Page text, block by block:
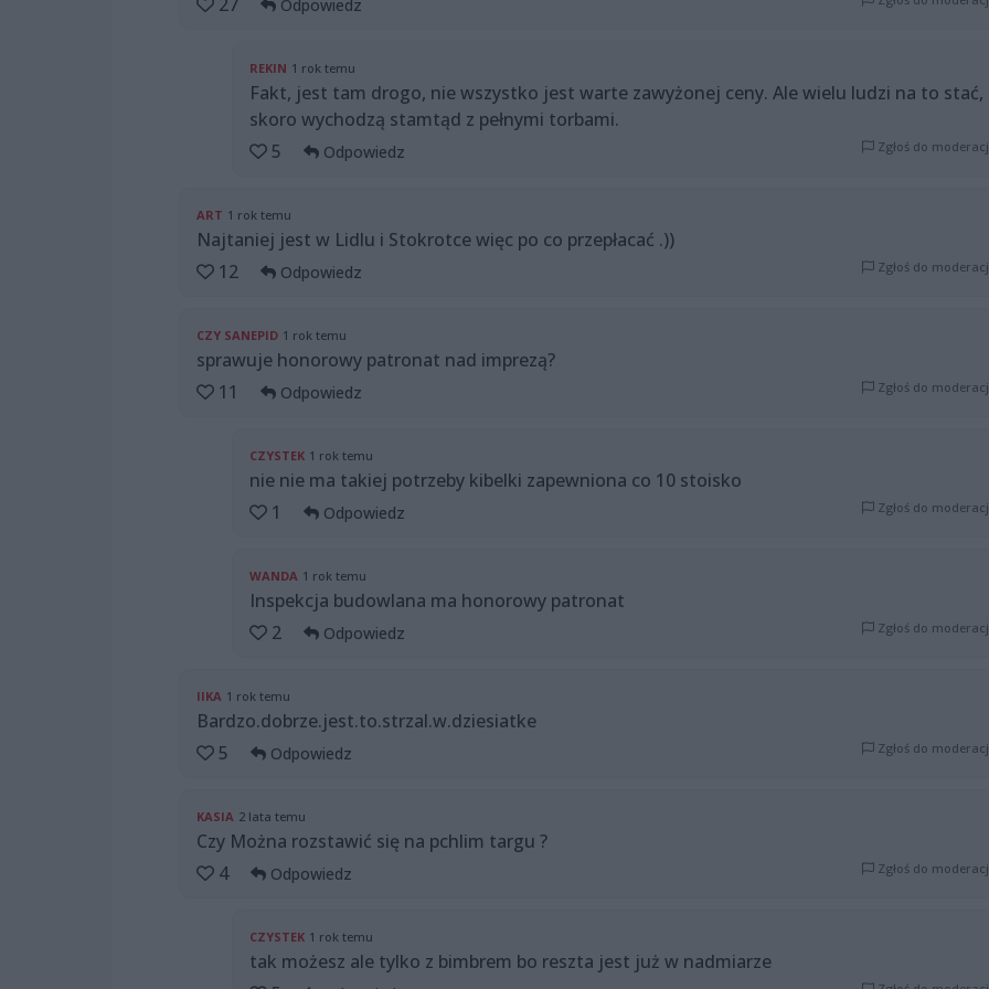
Odpowiedz
REKIN 1 rok temu
Fakt, jest tam drogo, nie wszystko jest warte zawyżonej ceny. Ale wielu ludzi na to stać,
skoro wychodzą stamtąd z pełnymi torbami.
5
Odpowiedz Zgłoś do
ART 1 rok temu
Najtaniej jest w Lidlu i Stokrotce więc po co przepłacać .))
12
Odpowiedz Zgłoś do
CZY SANEPID 1 rok temu
sprawuje honorowy patronat nad imprezą?
11
Odpowiedz Zgłoś do
CZYSTEK 1 rok temu
nie nie ma takiej potrzeby kibelki zapewniona co 10 stoisko
1
Odpowiedz Zgłoś do
WANDA 1 rok temu
Inspekcja budowlana ma honorowy patronat
2
Odpowiedz Zgłoś do
IIKA 1 rok temu
Bardzo.dobrze.jest.to.strzal.w.dziesiatke
5
Odpowiedz Zgłoś do
KASIA 2 lata temu
Czy Można rozstawić się na pchlim targu ?
4
Odpowiedz Zgłoś do
CZYSTEK 1 rok temu
tak możesz ale tylko z bimbrem bo reszta jest już w nadmiarze